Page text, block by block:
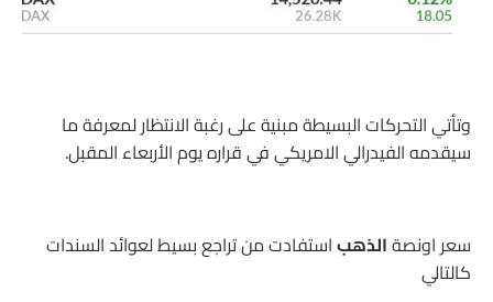
وتأتي التحركات البسيطة مبنية على رغبة الانتظار لمعرفة ما
سيقدمه الفيدرالي الامريكي في قراره يوم الأربعاء المقبل.
سعر اونصةالذهباستفادت من تراجع بسيط لعوائد السندات
كالتالي